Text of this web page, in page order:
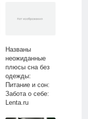
Названы
неожиданные
плюсы сна без
одежды:
Питание и сон:
Забота о себе:
Lenta.ru